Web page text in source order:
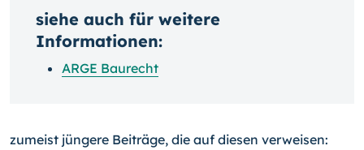
siehe auch für weitere
Informationen:
ARGE Baurecht
zumeist jüngere Beiträge, die auf diesen verweisen: